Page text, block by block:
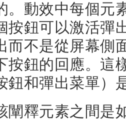
。動效中每個元
按鈕可以激活彈
而不是從屏幕側
按鈕的回應。這
鈕和彈出菜單）
闡釋元素之間是